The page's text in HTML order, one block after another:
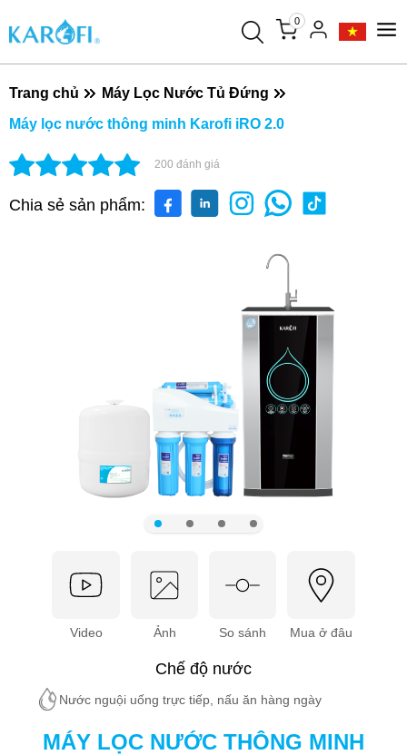
0
Trang chủ
Máy Lọc Nước Tủ Đứng
Máy lọc nước thông minh Karofi iRO 2.0
200 đánh giá
Chia sẻ sản phẩm:
Video Ảnh So sánh Mua ở đâu
Chế độ nước
Nước nguội uống trực tiếp, nấu ăn hàng ngày
MÁY LỌC NƯỚC THÔNG MINH